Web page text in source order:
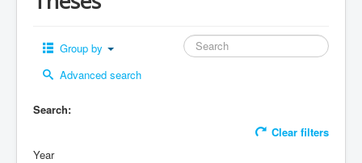
Group by
Advanced search
Search:
Clear filters
Year